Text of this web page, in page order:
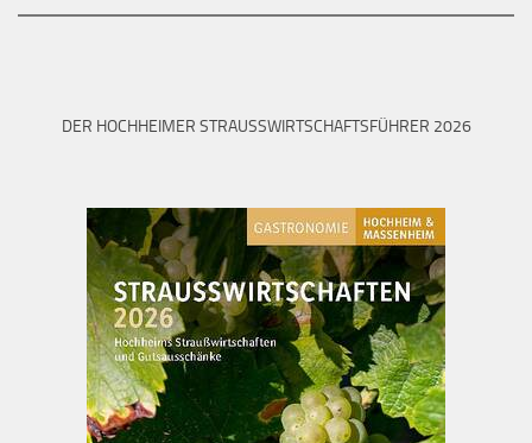
DER HOCHHEIMER STRAUSSWIRTSCHAFTSFÜHRER 2026